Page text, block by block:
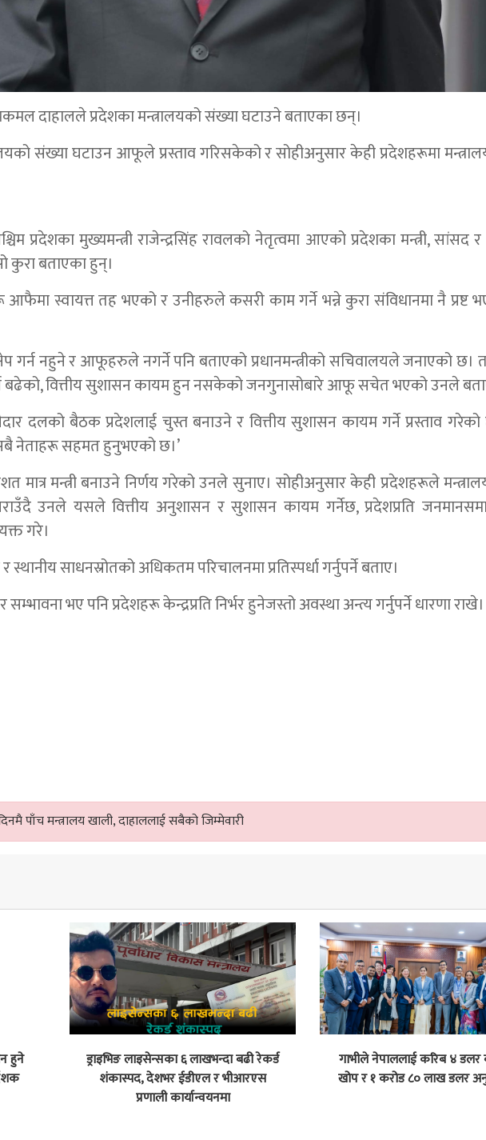
दाहालले प्रदेशका मन्त्रालयको संख्या घटाउने बताएका छन्।
संख्या घटाउन आफूले प्रस्ताव गरिसकेको र सोहीअनुसार केही प्रदेशहरूमा
प्रदेशका मुख्यमन्त्री राजेन्द्रसिंह रावलको नेतृत्वमा आएको प्रदेशका मन्त्री, सांसद
कुरा बताएका हुन्।
आफैमा स्वायत्त तह भएको र उनीहरुले कसरी काम गर्ने भन्ने कुरा संविधानमा नै प्रष्ट
गर्न नहुने र आफूहरुले नगर्ने पनि बताएको प्रधानमन्त्रीको सचिवालयले जनाएको छ।
बढेको, वित्तीय सुशासन कायम हुन नसकेको जनगुनासोबारे आफू सचेत भएको उनले
दलको बैठक प्रदेशलाई चुस्त बनाउने र वित्तीय सुशासन कायम गर्ने प्रस्ताव
नेताहरू सहमत हुनुभएको छ।’
मात्र मन्त्री बनाउने निर्णय गरेको उनले सुनाए। सोहीअनुसार केही प्रदेशहरूले
उनले यसले वित्तीय अनुशासन र सुशासन कायम गर्नेछ, प्रदेशप्रति
गरे।
स्थानीय साधनस्रोतको अधिकतम परिचालनमा प्रतिस्पर्धा गर्नुपर्ने बताए।
भए पनि प्रदेशहरू केन्द्रप्रति निर्भर हुनेजस्तो अवस्था अन्त्य गर्नुपर्ने धारणा राखे।
पाँच मन्त्रालय खाली, दाहाललाई सबैको जिम्मेवारी
हुने
ड्राइभिङ लाइसेन्सका ६ लाखभन्दा बढी रेकर्ड
शंकास्पद, देशभर ईडीएल र भीआरएस
प्रणाली कार्यान्वयनमा
गाभीले नेपाललाई करिब ४ डलर
खोप र १ करोड ८० लाख डलर